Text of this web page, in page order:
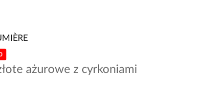
ażurowe z cyrkoniami